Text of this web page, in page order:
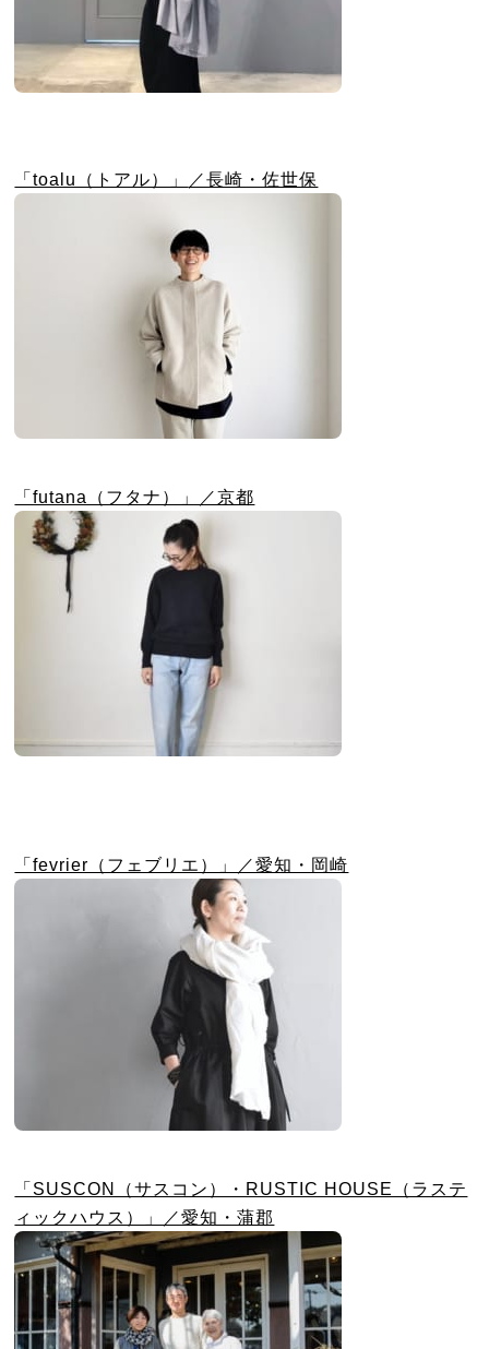
「toalu（トアル）」 ／長崎・佐世保
「futana（フタナ）」／京都
「fevrier（フェブリエ）」／愛知・岡崎
「SUSCON（サスコン）・RUSTIC HOUSE（ラステ
ィックハウス）」／愛知・蒲郡